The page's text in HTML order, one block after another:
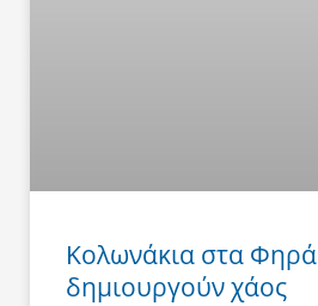
Κολωνάκια στα Φηρά
δημιουργούν χάος